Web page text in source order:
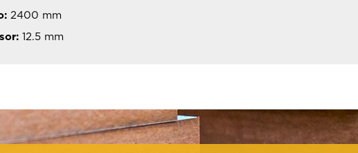
2400 mm
12.5 mm